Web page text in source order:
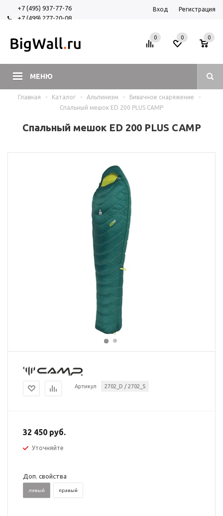
+7 (495) 937-77-76
+7 (499) 277-20-08
Вход Регистрация
МЕНЮ
0 0
0
Главная - Каталог - Альпинизм - Бивачное снаряжение
-
Спальный мешок ED 200 PLUS CAMP
Спальный мешок ED 200 PLUS CAMP
Артикул 2702_D / 2702_S
32 450 руб.
Уточняйте
Доп. свойства
левый правый